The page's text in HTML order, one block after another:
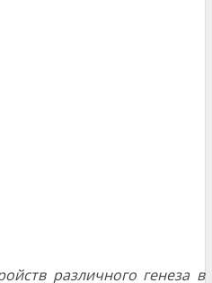
различного генеза в